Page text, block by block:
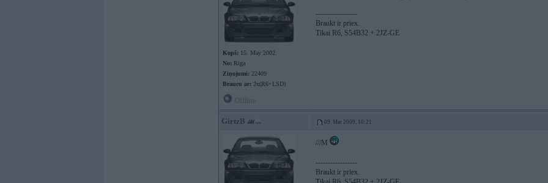
Kopš: 15. May 2002
No: Rīga
Ziņojumi: 22409
Braucu ar: 2x(R6+LSD)
-----------------
Braukt ir priex.
Tikai R6, S54B32 + 2JZ-GE
GirtzB 09. Mar 2009, 10:21
///M
-----------------
Braukt ir priex.